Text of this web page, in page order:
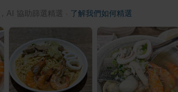
AI 協助篩選精選 了解我們如何精選